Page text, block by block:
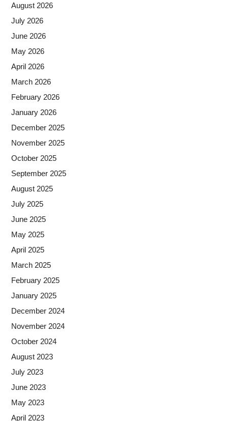
August 2026
July 2026
June 2026
May 2026
April 2026
March 2026
February 2026
January 2026
December 2025
November 2025
October 2025
September 2025
August 2025
July 2025
June 2025
May 2025
April 2025
March 2025
February 2025
January 2025
December 2024
November 2024
October 2024
August 2023
July 2023
June 2023
May 2023
April 2023